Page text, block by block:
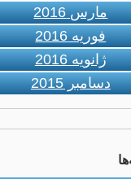
مارس 2016
فوریه 2016
ژانویه 2016
دسامبر 2015